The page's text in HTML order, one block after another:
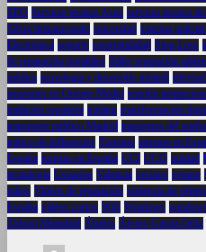
SEO Servicio técnico Asus servicio técnico
Silvia Intxaurrondo sinceridad sistema
Electrónica soporte sostenibilidad Stop-Loss
de reparación portátiles Taller reparación
médica tecnología y desarrollo infantil
tensiones en Oriente Medio tensión
tradición española trading transformación
transporte público Madrid trastornos del sueño
tráfico de influencias Turismo turismo en
España turistas en España UCI UCO unidad
tecnología Usuarios Valencia vecinos verano
niños Videos de reparación violencia de
España vídeos cortos Wifi Windows
Zohran Mamdani Ábalos Álvaro García Ortiz